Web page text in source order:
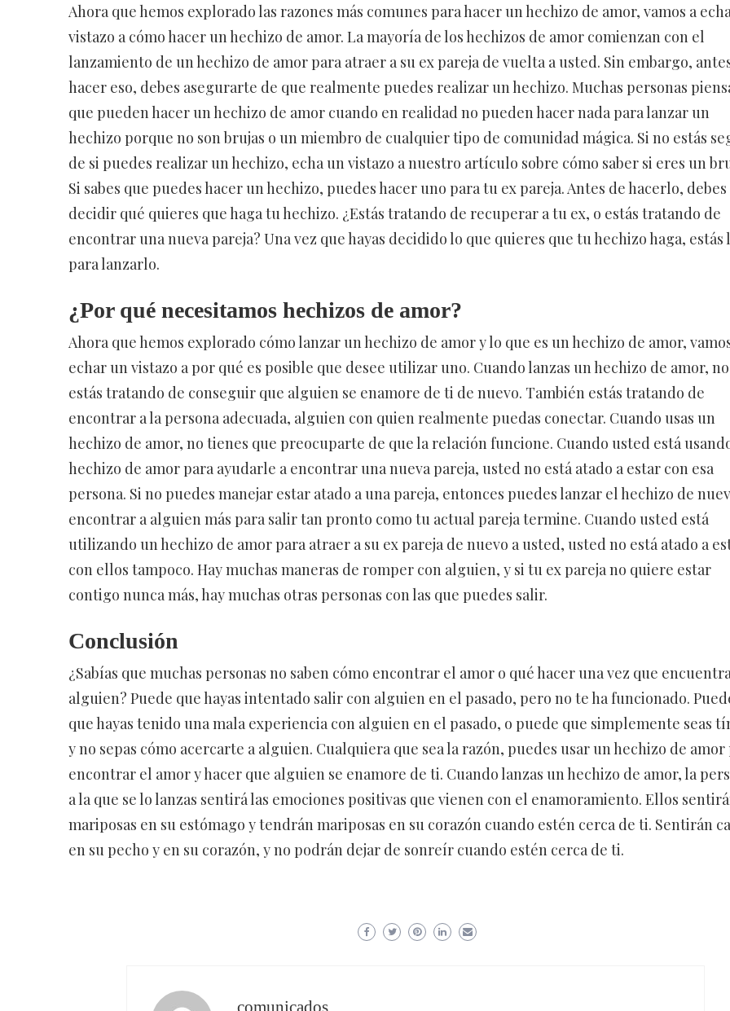
Ahora que hemos explorado las razones más comunes para hacer un hechizo de amor, vamos a
vistazo a cómo hacer un hechizo de amor. La mayoría de los hechizos de amor comienzan con el
lanzamiento de un hechizo de amor para atraer a su ex pareja de vuelta a usted. Sin embargo,
hacer eso, debes asegurarte de que realmente puedes realizar un hechizo. Muchas personas
que pueden hacer un hechizo de amor cuando en realidad no pueden hacer nada para lanzar un
hechizo porque no son brujas o un miembro de cualquier tipo de comunidad mágica. Si no estás
de si puedes realizar un hechizo, echa un vistazo a nuestro artículo sobre cómo saber si eres un
Si sabes que puedes hacer un hechizo, puedes hacer uno para tu ex pareja. Antes de hacerlo, debes
decidir qué quieres que haga tu hechizo. ¿Estás tratando de recuperar a tu ex, o estás tratando de
encontrar una nueva pareja? Una vez que hayas decidido lo que quieres que tu hechizo haga, estás
para lanzarlo.
¿Por qué necesitamos hechizos de amor?
Ahora que hemos explorado cómo lanzar un hechizo de amor y lo que es un hechizo de amor,
echar un vistazo a por qué es posible que desee utilizar uno. Cuando lanzas un hechizo de amor,
estás tratando de conseguir que alguien se enamore de ti de nuevo. También estás tratando de
encontrar a la persona adecuada, alguien con quien realmente puedas conectar. Cuando usas un
hechizo de amor, no tienes que preocuparte de que la relación funcione. Cuando usted está
hechizo de amor para ayudarle a encontrar una nueva pareja, usted no está atado a estar con esa
persona. Si no puedes manejar estar atado a una pareja, entonces puedes lanzar el hechizo de
encontrar a alguien más para salir tan pronto como tu actual pareja termine. Cuando usted está
utilizando un hechizo de amor para atraer a su ex pareja de nuevo a usted, usted no está atado a
con ellos tampoco. Hay muchas maneras de romper con alguien, y si tu ex pareja no quiere estar
contigo nunca más, hay muchas otras personas con las que puedes salir.
Conclusión
¿Sabías que muchas personas no saben cómo encontrar el amor o qué hacer una vez que
alguien? Puede que hayas intentado salir con alguien en el pasado, pero no te ha funcionado.
que hayas tenido una mala experiencia con alguien en el pasado, o puede que simplemente seas
y no sepas cómo acercarte a alguien. Cualquiera que sea la razón, puedes usar un hechizo de amor
encontrar el amor y hacer que alguien se enamore de ti. Cuando lanzas un hechizo de amor, la
a la que se lo lanzas sentirá las emociones positivas que vienen con el enamoramiento. Ellos
mariposas en su estómago y tendrán mariposas en su corazón cuando estén cerca de ti. Sentirán
en su pecho y en su corazón, y no podrán dejar de sonreír cuando estén cerca de ti.
comunicados